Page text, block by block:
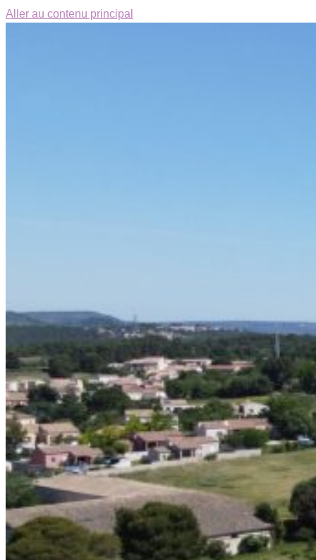
Aller au contenu principal